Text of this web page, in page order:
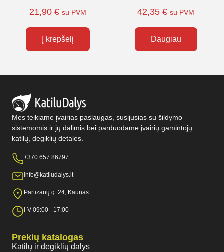
21,90 € su PVM
Į krepšelį
42,35 € su PVM
Daugiau
Mes teikiame įvairias paslaugas, susijusias su šildymo
sistemomis ir jų dalimis bei parduodame įvairių gamintojų
katilų, degiklių detales.
+370 657 86797
info@katiludalys.lt
Partizanų g. 24, Kaunas
I-V 09:00 - 17:00
Prekių katalogas
Katilų ir degiklių dalys